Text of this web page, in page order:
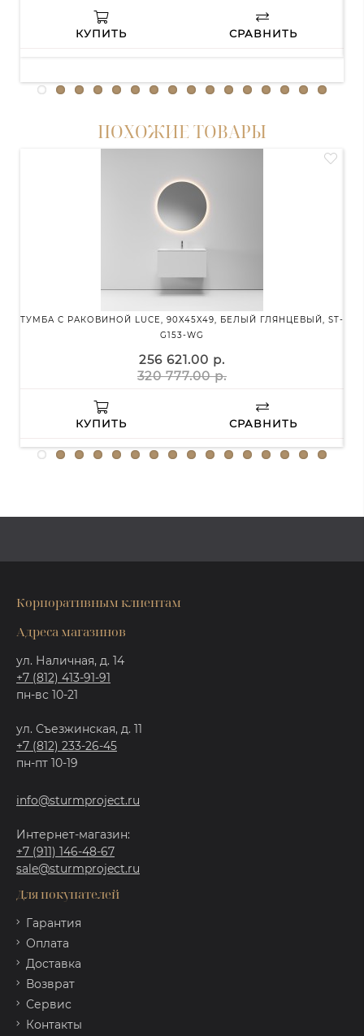
КУПИТЬ СРАВНИТЬ
ПОХОЖИЕ ТОВАРЫ
ТУМБА С РАКОВИНОЙ LUCE, 90X45X49, БЕЛЫЙ ГЛЯНЦЕВЫЙ, ST-
G153-WG
256 621.00 р.
320 777.00 р.
КУПИТЬ СРАВНИТЬ
Корпоративным клиентам
Адреса магазинов
ул. Наличная, д. 14
+7 (812) 413-91-91
пн-вс 10-21
ул. Съезжинская, д. 11
+7 (812) 233-26-45
пн-пт 10-19
info@sturmproject.ru
Интернет-магазин:
+7 (911) 146-48-67
sale@sturmproject.ru
Для покупателей
Гарантия
Оплата
Доставка
Возврат
Сервис
Контакты